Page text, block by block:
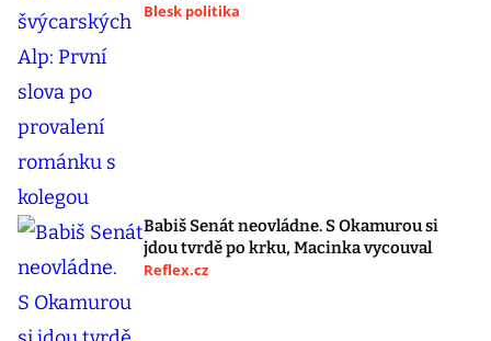
Blesk politika
Babiš Senát neovládne. S Okamurou si
jdou tvrdě po krku, Macinka vycouval
Reflex.cz